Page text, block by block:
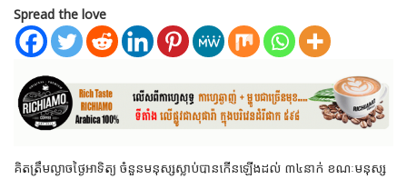
Spread the love
គិតត្រឹមល្ងាចថ្ងៃអាទិត្យ ចំនួនមនុស្សស្លាប់បានកើនឡើងដល់ ៣៤នាក់ ខណៈមនុស្ស